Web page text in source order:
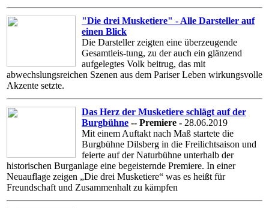
"Die drei Musketiere" - Alle Darsteller auf
einen Blick
Die Darsteller zeigten eine überzeugende
Gesamtleis-tung, zu der auch ein glänzend
aufgelegtes Volk beitrug, das mit
abwechslungsreichen Szenen aus dem Pariser Leben wirkungsvolle
Akzente setzte.
Das Herz der Musketiere schlägt auf der
Burgbühne -- Premiere - 28.06.2019
Mit einem Auftakt nach Maß startete die
Burgbühne Dilsberg in die Freilichtsaison und
feierte auf der Naturbühne unterhalb der
historischen Burganlage eine begeisternde Premiere. In einer
Neuauflage zeigen „Die drei Musketiere“ was es heißt für
Freundschaft und Zusammenhalt zu kämpfen